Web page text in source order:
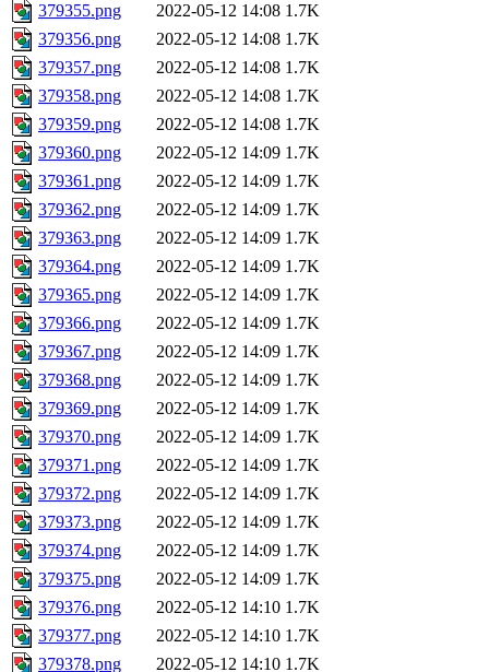
379355.png 2022-05-12 14:08 1.7K
379356.png
2022-05-12 14:08 1.7K
379357.png
2022-05-12 14:08 1.7K
379358.png
2022-05-12 14:08 1.7K
379359.png
2022-05-12 14:08 1.7K
379360.png
2022-05-12 14:09 1.7K
379361.png
2022-05-12 14:09 1.7K
379362.png
2022-05-12 14:09 1.7K
379363.png
2022-05-12 14:09 1.7K
379364.png
2022-05-12 14:09 1.7K
379365.png
2022-05-12 14:09 1.7K
379366.png
2022-05-12 14:09 1.7K
379367.png
2022-05-12 14:09 1.7K
379368.png
2022-05-12 14:09 1.7K
379369.png
2022-05-12 14:09 1.7K
379370.png
2022-05-12 14:09 1.7K
379371.png
2022-05-12 14:09 1.7K
379372.png
2022-05-12 14:09 1.7K
379373.png
2022-05-12 14:09 1.7K
379374.png
2022-05-12 14:09 1.7K
379375.png
2022-05-12 14:09 1.7K
379376.png
2022-05-12 14:10 1.7K
379377.png
2022-05-12 14:10 1.7K
379378.png
2022-05-12 14:10 1.7K